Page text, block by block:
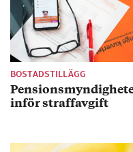
BOSTADSTILLÄGG
inför straffavgift